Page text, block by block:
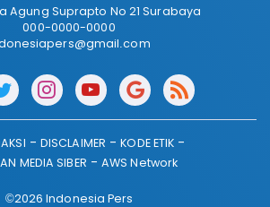
Agung Suprapto No 21 Surabaya
000-0000-0000
DISCLAIMER
KODE ETIK
MEDIA SIBER
AWS Network
©2026 Indonesia Pers